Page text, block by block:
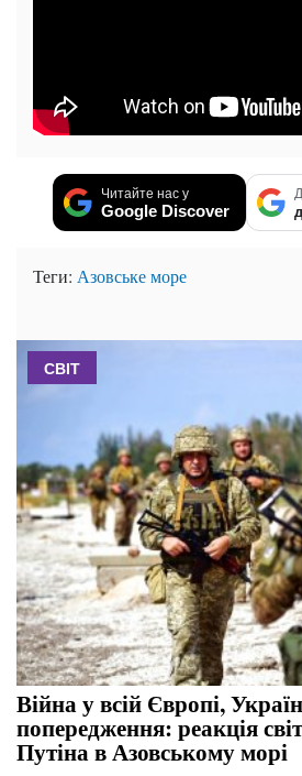
Читайте нас у
Google Discover
Теги: Азовське море
СВІТ
Війна у всій Європі,
попередження: реакція
Путіна в Азовському морі